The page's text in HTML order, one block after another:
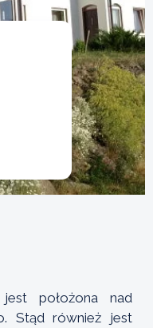
położona nad
Stąd również jest